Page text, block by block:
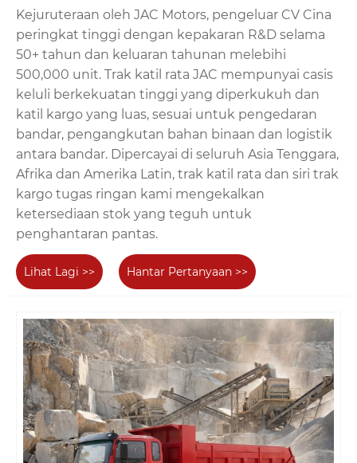
Kejuruteraan oleh JAC Motors, pengeluar CV Cina
peringkat tinggi dengan kepakaran R&D selama
50+ tahun dan keluaran tahunan melebihi
500,000 unit. Trak katil rata JAC mempunyai casis
keluli berkekuatan tinggi yang diperkukuh dan
katil kargo yang luas, sesuai untuk pengedaran
bandar, pengangkutan bahan binaan dan logistik
antara bandar. Dipercayai di seluruh Asia Tenggara,
Afrika dan Amerika Latin, trak katil rata dan siri trak
kargo tugas ringan kami mengekalkan
ketersediaan stok yang teguh untuk
penghantaran pantas.
Lihat Lagi >> Hantar Pertanyaan >>